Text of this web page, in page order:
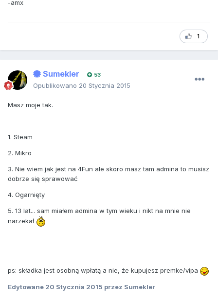
-amx
1
Sumekler 53
Opublikowano 20 Stycznia 2015
Masz moje tak.
1. Steam
2. Mikro
3. Nie wiem jak jest na 4Fun ale skoro masz tam admina to musisz
dobrze się sprawować
4. Ogarnięty
5. 13 lat... sam miałem admina w tym wieku i nikt na mnie nie
narzekał
ps: składka jest osobną wpłatą a nie, że kupujesz premke/vipa
Edytowane 20 Stycznia 2015 przez Sumekler